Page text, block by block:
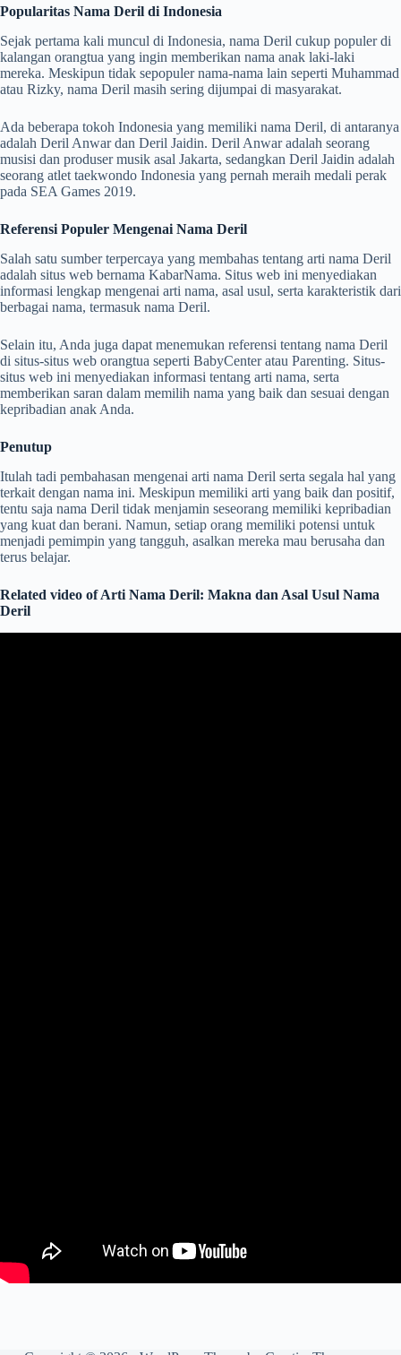
Popularitas Nama Deril di Indonesia
Sejak pertama kali muncul di Indonesia, nama Deril cukup populer di
kalangan orangtua yang ingin memberikan nama anak laki-laki
mereka. Meskipun tidak sepopuler nama-nama lain seperti Muhammad
atau Rizky, nama Deril masih sering dijumpai di masyarakat.
Ada beberapa tokoh Indonesia yang memiliki nama Deril, di antaranya
adalah Deril Anwar dan Deril Jaidin. Deril Anwar adalah seorang
musisi dan produser musik asal Jakarta, sedangkan Deril Jaidin adalah
seorang atlet taekwondo Indonesia yang pernah meraih medali perak
pada SEA Games 2019.
Referensi Populer Mengenai Nama Deril
Salah satu sumber terpercaya yang membahas tentang arti nama Deril
adalah situs web bernama KabarNama. Situs web ini menyediakan
informasi lengkap mengenai arti nama, asal usul, serta karakteristik dari
berbagai nama, termasuk nama Deril.
Selain itu, Anda juga dapat menemukan referensi tentang nama Deril
di situs-situs web orangtua seperti BabyCenter atau Parenting. Situs-
situs web ini menyediakan informasi tentang arti nama, serta
memberikan saran dalam memilih nama yang baik dan sesuai dengan
kepribadian anak Anda.
Penutup
Itulah tadi pembahasan mengenai arti nama Deril serta segala hal yang
terkait dengan nama ini. Meskipun memiliki arti yang baik dan positif,
tentu saja nama Deril tidak menjamin seseorang memiliki kepribadian
yang kuat dan berani. Namun, setiap orang memiliki potensi untuk
menjadi pemimpin yang tangguh, asalkan mereka mau berusaha dan
terus belajar.
Related video of Arti Nama Deril: Makna dan Asal Usul Nama
Deril